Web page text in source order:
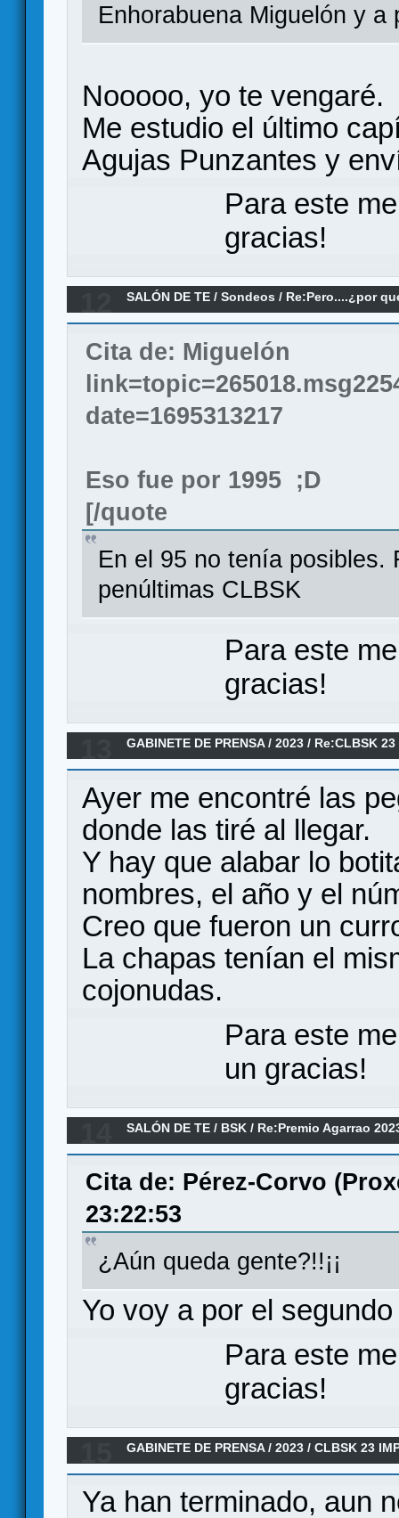
Enhorabuena Miguelón y a
Nooooo, yo te vengaré.
Me estudio el último
Agujas Punzantes y
Para este
gracias!
SALÓN DE TE /Sondeos / Re:Pero....¿por
Cita de: Miguelón
date=1695313217
Eso fue por 1995 ;D
[/quote
En el 95 no tenía posibles.
penúltimas CLBSK
Para este
gracias!
GABINETE DE PRENSA/2023 / Re:CLBSK 23
Ayer me encontré las
donde las tiré al llegar.
Y hay que alabar lo
nombres, el año y el
Creo que fueron un
La chapas tenían el
cojonudas.
Para este
un gracias!
SALÓN DE TE / BSK / Re:Premio Agarrao
Cita de: Pérez-Corvo
23:22:53
¿Aún queda gente?!!¡¡
Yo voy a por el
Para este
gracias!
GABINETE DE PRENSA/2023 /CLBSK 23
Ya han terminado, aun